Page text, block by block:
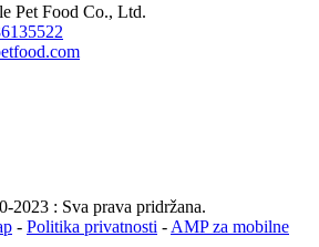
Pet Food Co., Ltd.
2023 : Sva prava pridržana.
- Politika privatnosti - AMP za mobilne